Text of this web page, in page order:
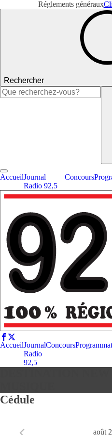
Réglements généraux
Rechercher
Rechercher :
AccueilJournal
Radio 92,5
Concours
AccueilJournal
Radio
92,5
Concours
Cédule
août